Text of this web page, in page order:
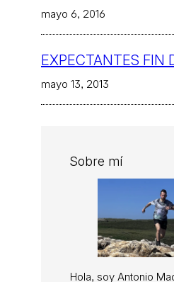
mayo 6, 2016
EXPECTANTES FIN
mayo 13, 2013
Sobre mí
Hola, soy Antonio